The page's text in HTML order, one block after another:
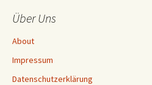
Über Uns
About
Impressum
Datenschutzerklärung